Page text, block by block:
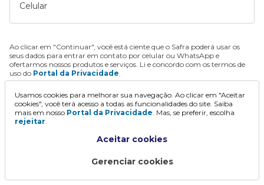
Celular
Ao clicar em "Continuar", você está ciente que o Safra poderá usar os
seus dados para entrar em contato por celular ou WhatsApp e
ofertarmos nossos produtos e serviços. Li e concordo com os termos de
uso do Portal da Privacidade.
Continuar
Usamos cookies para melhorar sua navegação. Ao clicar em "Aceitar
cookies", você terá acesso a todas as funcionalidades do site. Saiba
mais em nosso Portal da Privacidade. Mas, se preferir, escolha
rejeitar.
Aceitar cookies
Gerenciar cookies